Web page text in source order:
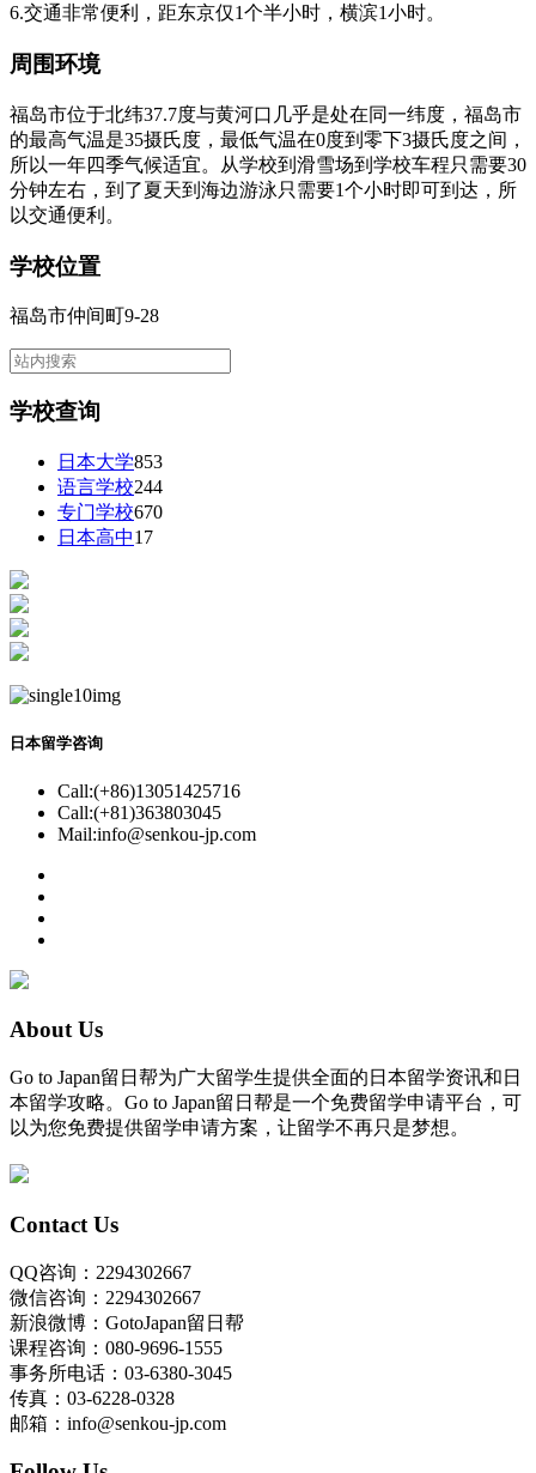
6.交通非常便利，距东京仅1个半小时，横滨1小时。
周围环境
福岛市位于北纬37.7度与黄河口几乎是处在同一纬度，福岛市
的最高气温是35摄氏度，最低气温在0度到零下3摄氏度之间，
所以一年四季气候适宜。从学校到滑雪场到学校车程只需要30
分钟左右，到了夏天到海边游泳只需要1个小时即可到达，所
以交通便利。
学校位置
福岛市仲间町9-28
学校查询
日本大学853
语言学校244
专门学校670
日本高中17
日本留学咨询
Call:(+86)13051425716
Call:(+81)363803045
Mail:info@senkou-jp.com
About Us
Go to Japan留日帮为广大留学生提供全面的日本留学资讯和日
本留学攻略。Go to Japan留日帮是一个免费留学申请平台，可
以为您免费提供留学申请方案，让留学不再只是梦想。
Contact Us
QQ咨询：2294302667
微信咨询：2294302667
新浪微博：GotoJapan留日帮
课程咨询：080-9696-1555
事务所电话：03-6380-3045
传真：03-6228-0328
邮箱：info@senkou-jp.com